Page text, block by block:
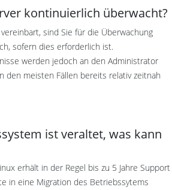
kontinuierlich überwacht?
sind Sie für die Überwachung
sofern dies erforderlich ist.
werden jedoch an den Administrator
den meisten Fällen bereits relativ zeitnah
ist veraltet, was kann
erhält in der Regel bis zu 5 Jahre Support
in eine Migration des Betriebssytems